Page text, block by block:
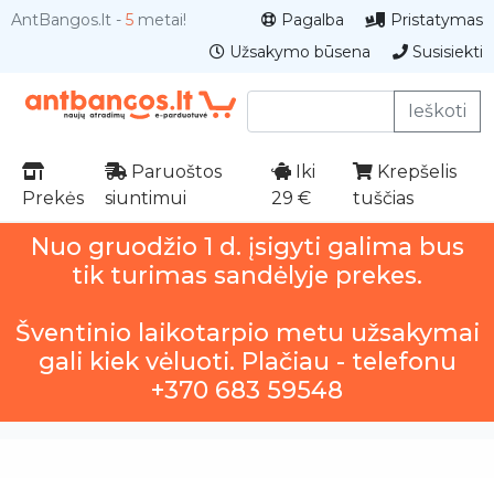
AntBangos.lt - 5 metai! Pagalba
Pristatymas
Užsakymo būsena
Susisiekti
Ieškoti
Prekės
Paruoštos
siuntimui
Iki
29 €
Krepšelis
tuščias
Nuo gruodžio 1 d. įsigyti galima bus
tik turimas sandėlyje prekes.
Šventinio laikotarpio metu užsakymai
gali kiek vėluoti. Plačiau - telefonu
+370 683 59548